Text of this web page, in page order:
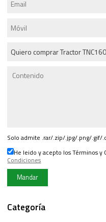
Solo admite .rar/.zip/.jpg/.png/.gif/
He leido y acepto los Términos y
Condiciones
Mandar
Categoría